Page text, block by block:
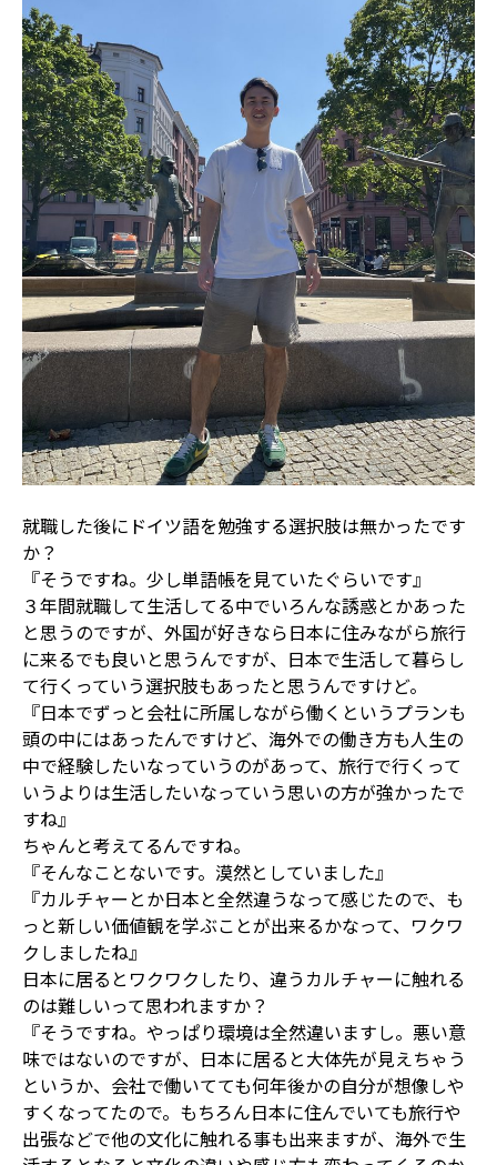
就職した後にドイツ語を勉強する選択肢は無かったです
か？
『そうですね。少し単語帳を見ていたぐらいです』
３年間就職して生活してる中でいろんな誘惑とかあった
と思うのですが、外国が好きなら日本に住みながら旅行
に来るでも良いと思うんですが、日本で生活して暮らし
て行くっていう選択肢もあったと思うんですけど。
『日本でずっと会社に所属しながら働くというプランも
頭の中にはあったんですけど、海外での働き方も人生の
中で経験したいなっていうのがあって、旅行で行くって
いうよりは生活したいなっていう思いの方が強かったで
すね』
ちゃんと考えてるんですね。
『そんなことないです。漠然としていました』
『カルチャーとか日本と全然違うなって感じたので、も
っと新しい価値観を学ぶことが出来るかなって、ワクワ
クしましたね』
日本に居るとワクワクしたり、違うカルチャーに触れる
のは難しいって思われますか？
『そうですね。やっぱり環境は全然違いますし。悪い意
味ではないのですが、日本に居ると大体先が見えちゃう
というか、会社で働いてても何年後かの自分が想像しや
すくなってたので。もちろん日本に住んでいても旅行や
出張などで他の文化に触れる事も出来ますが、海外で生